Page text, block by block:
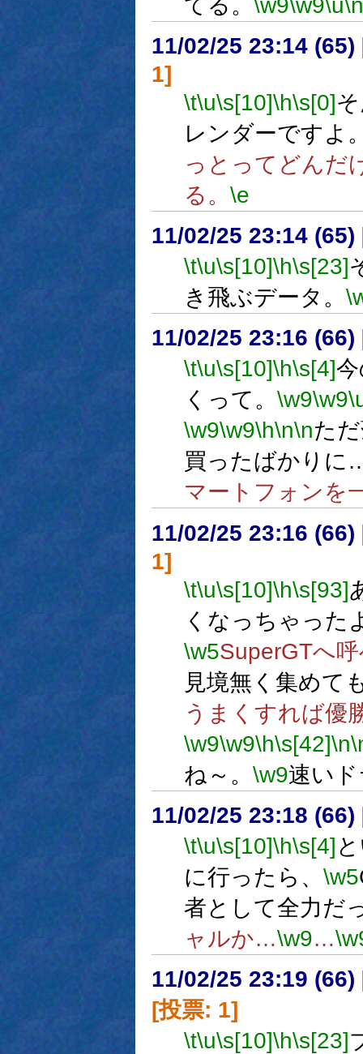
てる。 \w9\w9\u\n
11/02/25 23:14 (65)
1]
\t\u\s[10]\h\s[0]
レンダーですよ
っとってどんだ
る。 \e
11/02/25 23:14 (65)
\t\u\s[10]\h\s[23]
き飛ぶデータ。
11/02/25 23:16 (66)
\t\u\s[10]\h\s[4]
くって。 \w9\w9
\w9\w9\h\n\nた
買ったばかりに
マートフォンを
11/02/25 23:16 (66)
1]
\t\u\s[10]\h\s[93]
くなっちゃった
\w5SuperGTへ
見境無く集めて
うまくすれば優
\w9\w9\h\s[42]\n
ね～。 \w9速い
11/02/25 23:18 (66)
\t\u\s[10]\h\s[4]
に行ったら、 \w5
者として全力だ
ャルか…\w9…
11/02/25 23:19 (66)
[投票: 1]
\t\u\s[10]\h\s[23]